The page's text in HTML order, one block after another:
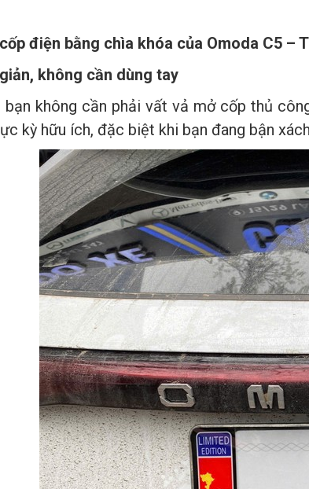
điện bằng chìa khóa của Omoda C5 –
không cần dùng tay
bạn không cần phải vất vả mở cốp thủ
kỳ hữu ích, đặc biệt khi bạn đang bận